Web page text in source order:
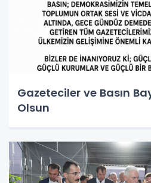
Gazeteciler ve Basın
Olsun